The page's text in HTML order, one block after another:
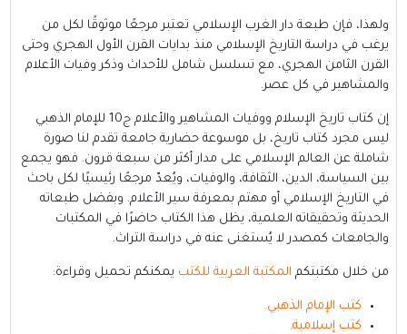
ولهذا، فإن طبعة دار الغرب الإسلامي تعتبر مرجعًا موثوقًا لكل من
يرغب في دراسة التاريخ الإسلامي منذ بدايات القرن الأول الهجري وحتى
القرن الثامن الهجري، مع تسلسل شامل للأحداث وذكر وفيات الأعلام
والمشاهير في كل عصر.
إن كتاب تاريخ الإسلام ووفيات المشاهير والأعلام ج10 للإمام الذهبي
ليس مجرد كتاب تاريخ، بل موسوعة حضارية جامعة تقدم لنا صورة
شاملة عن العالم الإسلامي على مدار أكثر من سبعة قرون. فهو يجمع
بين السياسة، الدين، الثقافة، والوفيات، ويُعدّ مرجعًا رئيسيًا لكل باحث
في التاريخ الإسلامي أو مهتم بمعرفة سير الأعلام. وبفضل طبعاته
الحديثة وتحقيقاته العلمية، يظل هذا الكتاب حاضرًا في المكتبات
والجامعات كمصدر لا يُستغنى عنه في دراسة التراث.
من خلال مكتبتكم المكتبة العربية للكتب يمكنكم تحميل وقراءة:
كتب الإمام الذهبي.
كتب إسلامية.